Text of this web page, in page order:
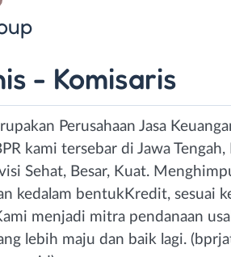
- Komisaris
Perusahaan Jasa
kami tersebar di Jawa Tengah,
Sehat, Besar, Kuat.
kedalam bentukKredit, sesuai
menjadi mitra pendanaan
lebih maju dan baik lagi.